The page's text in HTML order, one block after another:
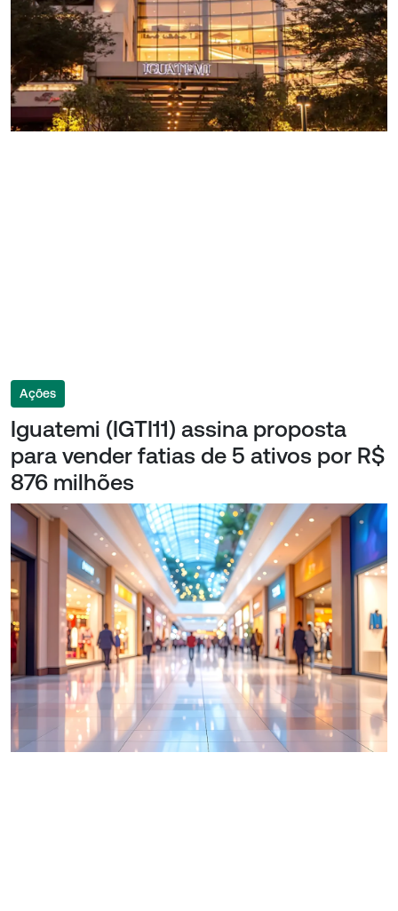
Ações
Iguatemi (IGTI11) assina proposta
para vender fatias de 5 ativos por R$
876 milhões